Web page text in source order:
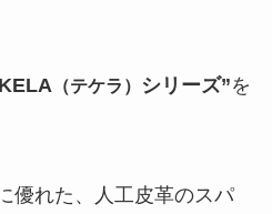
（テケラ） シリーズ”を
優れた、人工皮革のスパ